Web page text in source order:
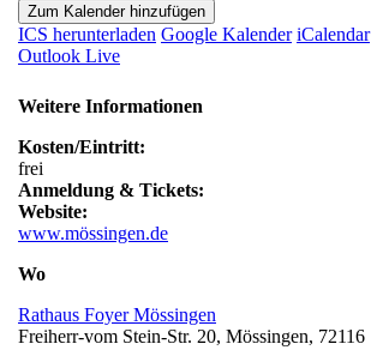
Zum Kalender hinzufügen
ICS herunterladen Google Kalender iCalendar
Outlook Live
Weitere Informationen
Kosten/Eintritt:
frei
Anmeldung & Tickets:
Website:
www.mössingen.de
Wo
Rathaus Foyer Mössingen
Freiherr-vom Stein-Str. 20, Mössingen, 72116